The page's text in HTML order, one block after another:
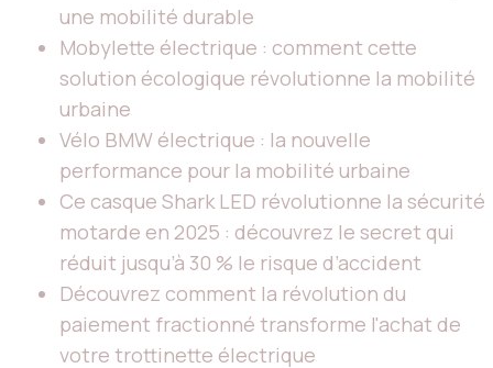
une mobilité durable
Mobylette électrique : comment cette
solution écologique révolutionne la mobilité
urbaine
Vélo BMW électrique : la nouvelle
performance pour la mobilité urbaine
Ce casque Shark LED révolutionne la sécurité
motarde en 2025 : découvrez le secret qui
réduit jusqu’à 30 % le risque d’accident
Découvrez comment la révolution du
paiement fractionné transforme l'achat de
votre trottinette électrique